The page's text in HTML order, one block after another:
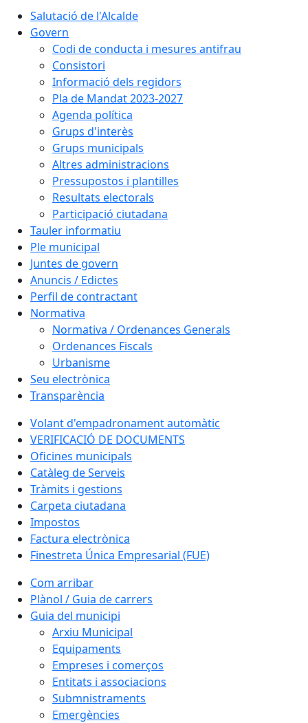
Salutació de l'Alcalde
Govern
Codi de conducta i mesures antifrau
Consistori
Informació dels regidors
Pla de Mandat 2023-2027
Agenda política
Grups d'interès
Grups municipals
Altres administracions
Pressupostos i plantilles
Resultats electorals
Participació ciutadana
Tauler informatiu
Ple municipal
Juntes de govern
Anuncis / Edictes
Perfil de contractant
Normativa
Normativa / Ordenances Generals
Ordenances Fiscals
Urbanisme
Seu electrònica
Transparència
Volant d'empadronament automàtic
VERIFICACIÓ DE DOCUMENTS
Oficines municipals
Catàleg de Serveis
Tràmits i gestions
Carpeta ciutadana
Impostos
Factura electrònica
Finestreta Única Empresarial (FUE)
Com arribar
Plànol / Guia de carrers
Guia del municipi
Arxiu Municipal
Equipaments
Empreses i comerços
Entitats i associacions
Submnistraments
Emergències